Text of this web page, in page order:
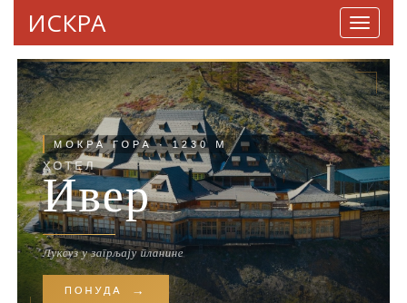
ИСКРА